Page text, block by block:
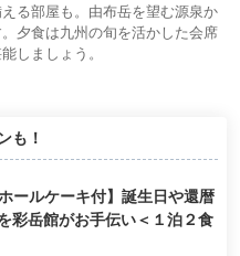
る部屋も。由布岳を望む源泉か
夕食は九州の旬を活かした会席
しましょう。
も！
ールケーキ付】誕生日や還暦
彩岳館がお手伝い＜１泊２食